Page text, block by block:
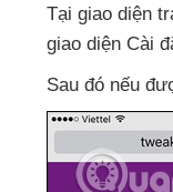
Tại giao diện
giao diện Cài
Sau đó nếu